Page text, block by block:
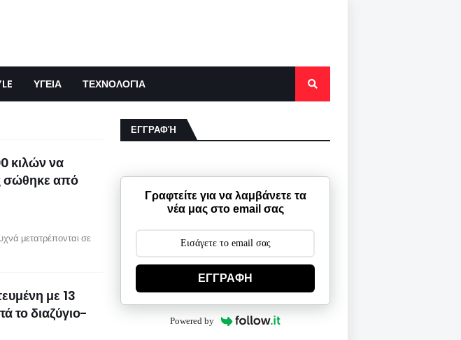
ΥΓΕΙΑ ΤΕΧΝΟΛΟΓΙΑ
κιλών να
σώθηκε από
μετατρέπονται σε
με 13
το διαζύγιο-
ΕΓΓΡΑΦΉ
Γραφτείτε για να λαμβάνετε τα
νέα μας στο email σας
ΕΓΓΡΑΦΗ
Powered by